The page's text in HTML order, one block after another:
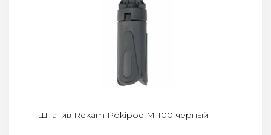
Штатив Rekam Pokipod M-100 черный